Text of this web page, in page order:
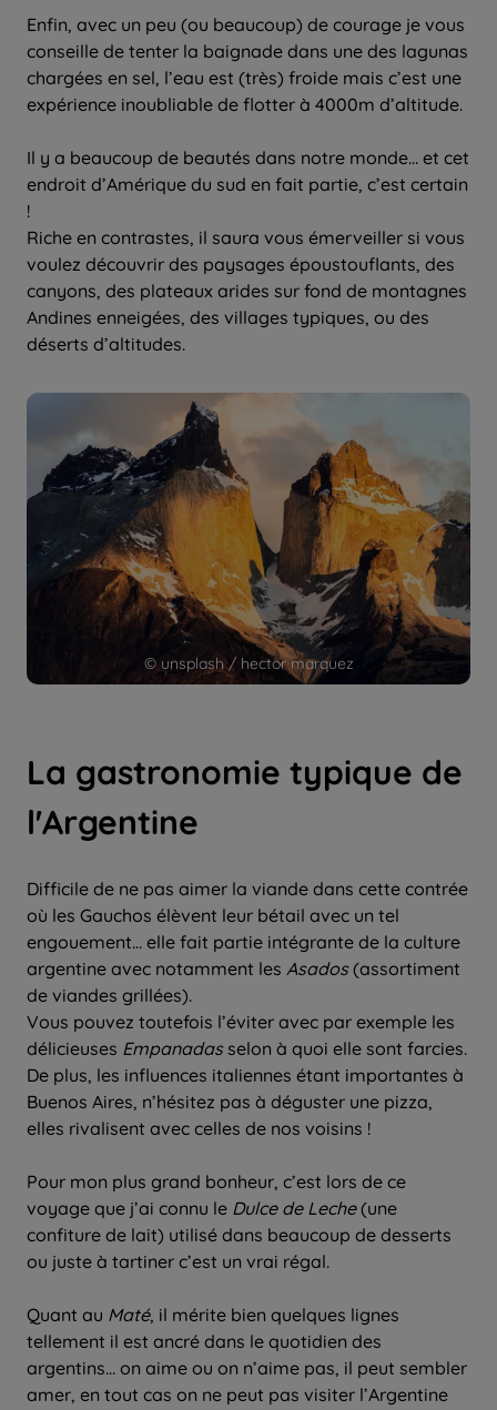
© unsplash / hector marquez
Enfin, avec un peu (ou beaucoup) de courage je vous
conseille de tenter la baignade dans une des lagunas
chargées en sel, l’eau est (très) froide mais c’est une
expérience inoubliable de flotter à 4000m d’altitude.
Il y a beaucoup de beautés dans notre monde… et cet
endroit d’Amérique du sud en fait partie, c’est certain
!
Riche en contrastes, il saura vous émerveiller si vous
voulez découvrir des paysages époustouflants, des
canyons, des plateaux arides sur fond de montagnes
Andines enneigées, des villages typiques, ou des
déserts d’altitudes.
La gastronomie typique de
l'Argentine
Difficile de ne pas aimer la viande dans cette contrée
où les Gauchos élèvent leur bétail avec un tel
engouement… elle fait partie intégrante de la culture
argentine avec notamment les Asados(assortiment
de viandes grillées).
Vous pouvez toutefois l’éviter avec par exemple les
délicieuses Empanadasselon à quoi elle sont farcies.
De plus, les influences italiennes étant importantes à
Buenos Aires, n’hésitez pas à déguster une pizza,
elles rivalisent avec celles de nos voisins !
Pour mon plus grand bonheur, c’est lors de ce
voyage que j’ai connu le Dulce de Leche(une
confiture de lait) utilisé dans beaucoup de desserts
ou juste à tartiner c’est un vrai régal.
Quant au Maté, il mérite bien quelques lignes
tellement il est ancré dans le quotidien des
argentins… on aime ou on n’aime pas, il peut sembler
amer, en tout cas on ne peut pas visiter l’Argentine